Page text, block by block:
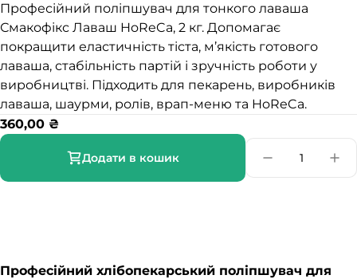
Професійний поліпшувач для тонкого лаваша
Смакофікс Лаваш HoReCa, 2 кг. Допомагає
покращити еластичність тіста, м’якість готового
лаваша, стабільність партій і зручність роботи у
виробництві. Підходить для пекарень, виробників
лаваша, шаурми, ролів, врап-меню та HoReCa.
360,00 ₴
Додати в кошик
Професійний хлібопекарський поліпшувач для